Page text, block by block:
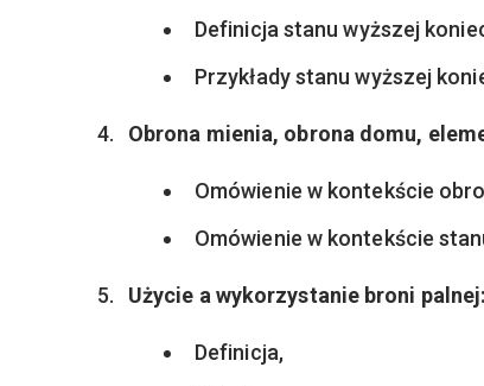
Definicja stanu wyższej
Przykłady stanu wyższej
Obrona mienia, obrona domu,
Omówienie w kontekście
Omówienie w kontekście
Użycie a wykorzystanie broni palnej:
Definicja,